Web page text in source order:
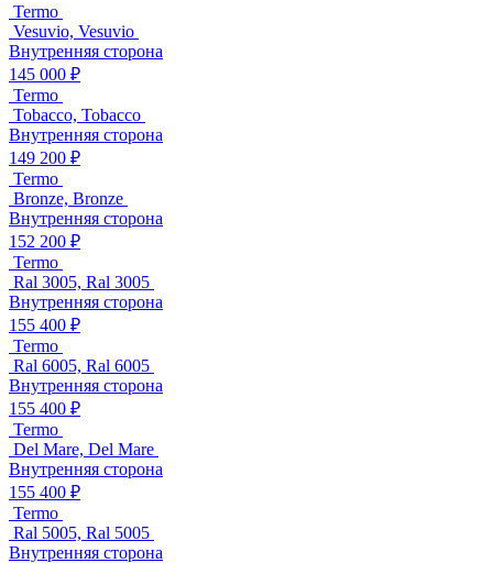
Termo
Vesuvio, Vesuvio
Внутренняя сторона
145 000 ₽
Termo
Tobacco, Tobacco
Внутренняя сторона
149 200 ₽
Termo
Bronze, Bronze
Внутренняя сторона
152 200 ₽
Termo
Ral 3005, Ral 3005
Внутренняя сторона
155 400 ₽
Termo
Ral 6005, Ral 6005
Внутренняя сторона
155 400 ₽
Termo
Del Mare, Del Mare
Внутренняя сторона
155 400 ₽
Termo
Ral 5005, Ral 5005
Внутренняя сторона